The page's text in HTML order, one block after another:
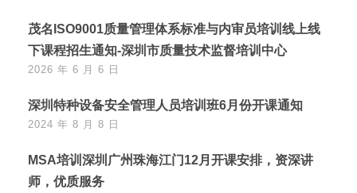
茂名ISO9001质量管理体系标准与内审员培训线上线
下课程招生通知-深圳市质量技术监督培训中心
2026 年 6 月 6 日
深圳特种设备安全管理人员培训班6月份开课通知
2024 年 8 月 8 日
MSA培训深圳广州珠海江门12月开课安排，资深讲
师，优质服务